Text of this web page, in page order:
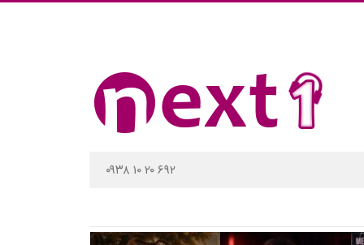
۰۹۳۸ ۱۰ ۲۰ ۶۹۲